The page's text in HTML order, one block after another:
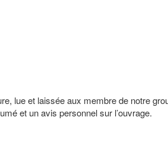
lue et laissée aux membre de notre
et un avis personnel sur l’ouvrage.